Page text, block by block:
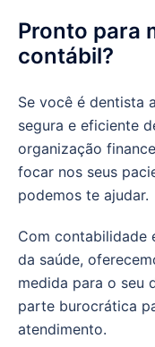
Pronto para
contábil?
Se você é dentista
segura e eficiente
organização
focar nos seus
podemos te ajudar.
Com contabilidade
da saúde,
medida para o seu
parte burocrática
atendimento.